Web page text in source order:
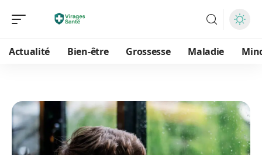
Actualité Bien-être Grossesse Maladie